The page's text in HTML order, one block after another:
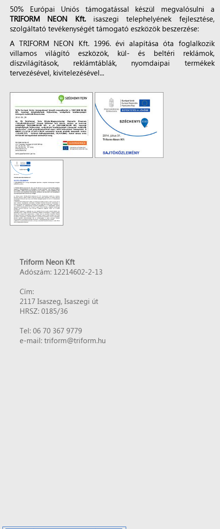
50% Európai Uniós támogatással készül megvalósulni a
TRIFORM NEON Kft.isaszegi telephelyének fejlesztése,
szolgáltató tevékenységét támogató eszközök beszerzése:
A TRIFORM NEON Kft. 1996. évi alapítása óta foglalkozik
villamos világító eszközök, kül- és beltéri reklámok,
díszvilágítások, reklámtáblák, nyomdaipai termékek
tervezésével, kivitelezésével...
Triform Neon Kft
Adószám: 12214602-2-13
Cím:
2117 Isaszeg, Isaszegi út
HRSZ: 0185/36
Tel: 06 70 367 9779
e-mail: triform@triform.hu